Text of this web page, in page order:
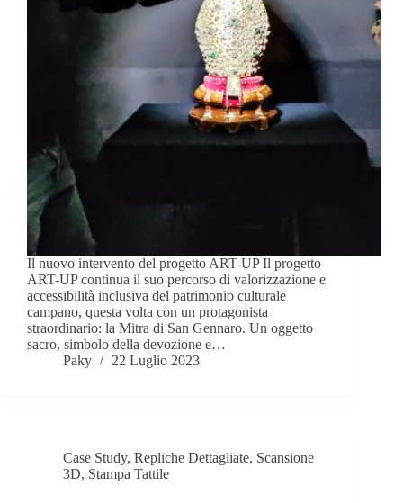
Il nuovo intervento del progetto ART-UP Il progetto
ART-UP continua il suo percorso di valorizzazione e
accessibilità inclusiva del patrimonio culturale
campano, questa volta con un protagonista
straordinario: la Mitra di San Gennaro. Un oggetto
sacro, simbolo della devozione e…
Paky
22 Luglio 2023
Case Study, Repliche Dettagliate, Scansione
3D, Stampa Tattile